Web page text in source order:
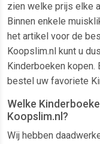
zien welke prijs elke
Binnen enkele
het artikel voor de
Koopslim.nl kunt u
Kinderboeken kopen.
bestel uw favoriete
Welke
Koopslim.nl?
Wij hebben